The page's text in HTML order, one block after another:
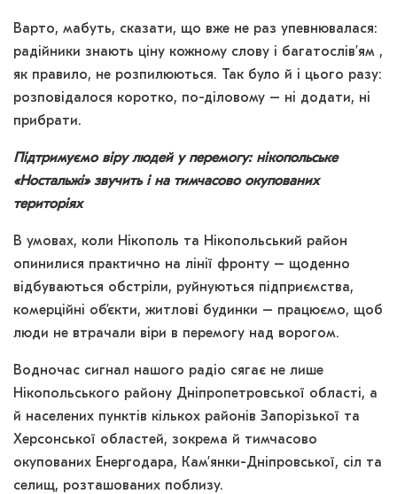
Варто, мабуть, сказати, що вже не раз упевнювалася:
радійники знають ціну кожному слову і багатослів’ям ,
як правило, не розпилюються. Так було й і цього разу:
розповідалося коротко, по-діловому – ні додати, ні
прибрати.
Підтримуємо віру людей у перемогу: нікопольське
«Ностальжі» звучить і на тимчасово окупованих
територіях
В умовах, коли Нікополь та Нікопольський район
опинилися практично на лінії фронту – щоденно
відбуваються обстріли, руйнуються підприємства,
комерційні об’єкти, житлові будинки – працюємо, щоб
люди не втрачали віри в перемогу над ворогом.
Водночас сигнал нашого радіо сягає не лише
Нікопольського району Дніпропетровської області, а
й населених пунктів кількох районів Запорізької та
Херсонської областей, зокрема й тимчасово
окупованих Енергодара, Кам’янки-Дніпровської, сіл та
селищ, розташованих поблизу.